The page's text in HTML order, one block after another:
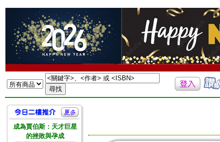
成為賈伯斯：天才巨星
的挫敗與孕成